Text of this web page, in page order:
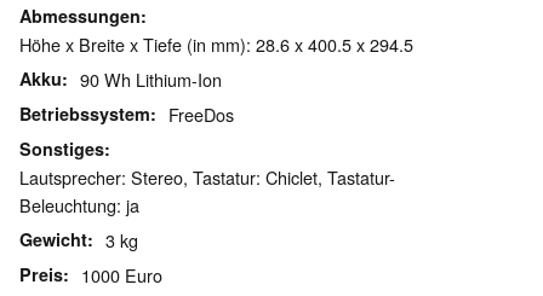
Abmessungen
Höhe x Breite x Tiefe (in mm): 28.6 x 400.5 x 294.5
Akku 90 Wh Lithium-Ion
Betriebssystem FreeDos
Sonstiges
Lautsprecher: Stereo, Tastatur: Chiclet, Tastatur-
Beleuchtung: ja
Gewicht 3 kg
Preis 1000 Euro